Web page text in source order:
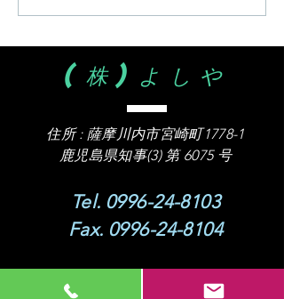
(株)よしや
住所 : 薩摩川内市宮崎町1778-1
​鹿児島県知事(3) 第 6075 号
Tel. 0996-24-8103
Fax. 0996-24-8104